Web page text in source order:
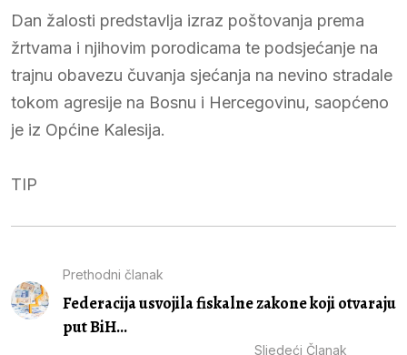
Dan žalosti predstavlja izraz poštovanja prema
žrtvama i njihovim porodicama te podsjećanje na
trajnu obavezu čuvanja sjećanja na nevino stradale
tokom agresije na Bosnu i Hercegovinu, saopćeno
je iz Općine Kalesija.
TIP
Prethodni članak
Federacija usvojila fiskalne zakone koji otvaraju
put BiH...
Sljedeći Članak